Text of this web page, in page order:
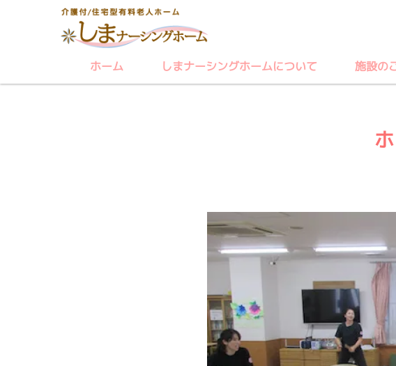
ホーム しまナーシングホームについて 施設の